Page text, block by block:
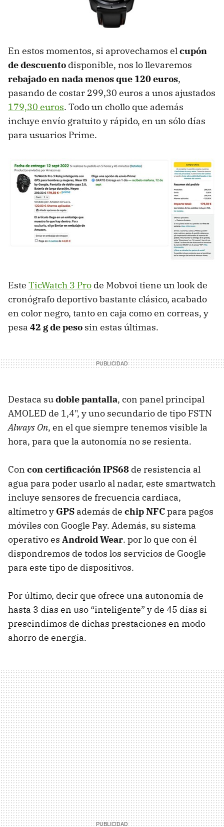
En estos momentos, si aprovechamos elcupón
de descuento disponible, nos lo llevaremos
rebajado en nada menos que 120 euros,
pasando de costar 299,30 euros a unos ajustados
179,30 euros. Todo un chollo que además
incluye envío gratuito y rápido, en un sólo días
para usuarios Prime.
Este TicWatch 3 Pro de Mobvoi tiene un look de
cronógrafo deportivo bastante clásico, acabado
en color negro, tanto en caja como en correas, y
pesa 42 g de peso sin estas últimas.
Destaca sudoble pantalla, con panel principal
AMOLED de 1,4", y uno secundario de tipo FSTN
Always On, en el que siempre tenemos visible la
hora, para que la autonomía no se resienta.
Con con certificación IPS68 de resistencia al
agua para poder usarlo al nadar, este smartwatch
incluye sensores de frecuencia cardiaca,
altímetro y GPS además de chip NFCpara pagos
móviles con Google Pay. Además, su sistema
operativo es Android Wear. por lo que con él
dispondremos de todos los servicios de Google
para este tipo de dispositivos.
Por último, decir que ofrece una autonomía de
hasta 3 días en uso “inteligente” y de 45 días si
prescindimos de dichas prestaciones en modo
ahorro de energía.